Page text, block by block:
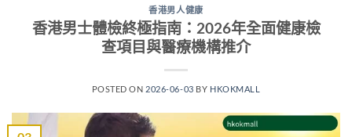
香港男人健康
香港男士體檢終極指南：2026年全面健康檢
查項目與醫療機構推介
POSTED ON 2026-06-03 BY HKOKMALL